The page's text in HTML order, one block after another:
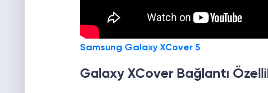
Samsung Galaxy XCover 5
Galaxy XCover Bağlantı